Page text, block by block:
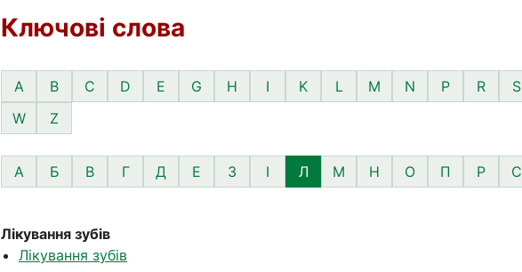
Ключові слова
A B C D E G H I K L M N P R
S
W
Z
А Б В Г Д Е З І Л М Н О П Р С
Лікування зубів
Лікування зубів